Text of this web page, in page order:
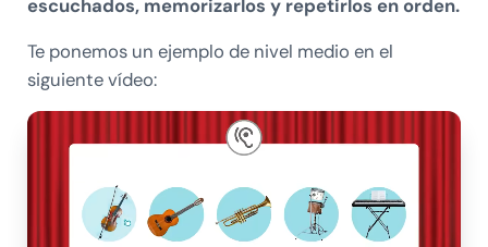
escuchados, memorizarlos y repetirlos en orden.
Te ponemos un ejemplo de nivel medio en el
siguiente vídeo: